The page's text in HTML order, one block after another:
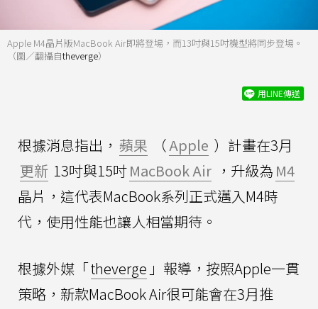
Apple M4晶片版MacBook Air即將登場，而13吋與15吋機型將同步登場。
（圖／翻攝自theverge）
用LINE傳送
根據消息指出， 蘋果 （Apple ）計畫在3月
更新 13吋與15吋MacBook Air ，升級為 M4
晶片，這代表MacBook系列正式邁入M4時
代，使用性能也讓人相當期待。
根據外媒「theverge 」報導，按照Apple一貫
策略，新款MacBook Air很可能會在3月推